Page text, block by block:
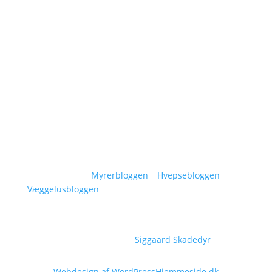
Myrerbloggen Hvepsebloggen
Væggelusbloggen
Siggaard Skadedyr